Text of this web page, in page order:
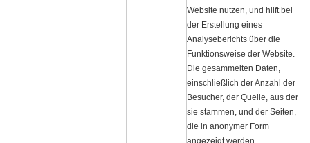
Website nutzen, und hilft bei
der Erstellung eines
Analyseberichts über die
Funktionsweise der Website.
Die gesammelten Daten,
einschließlich der Anzahl der
Besucher, der Quelle, aus der
sie stammen, und der Seiten,
die in anonymer Form